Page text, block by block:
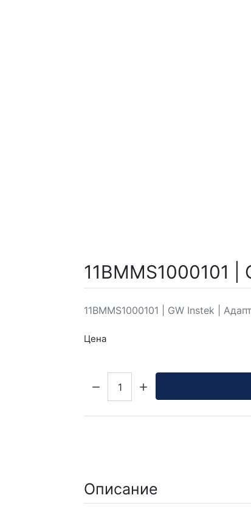
11BMMS1000101 |
11BMMS1000101 | GW Instek |
Цена
Описание